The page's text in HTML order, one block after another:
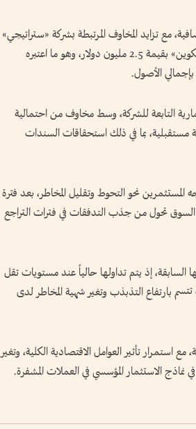
مع تزايد المخاوف المرتبطة بشركة «ستراتيجي»
(مايكروستراتيجي سابقاً)، بعد بيعها جزءاً من حيازاتها من «بتكوين» بقيمة 2.5 مليون دولار، وهو ما اعتبره
الأصول.
التابعة للشركة، وسط مخاوف من احتمالية
مستقبلية، بما في ذلك استحقاقات السندات
نحو التحوط وتقليل المخاطر، بعد فترة
تحول من جذب التدفقات في فترات التراجع
إذ يتم تداولها حالياً عند مستويات تقل
بيئة تتسم بارتفاع التذبذب وتغير شهية المخاطر لدى
استمرار تأثير العوامل الاقتصادية الكلية، وتغير
نماذج الاستثمار المؤسسي في العملات المشفرة.